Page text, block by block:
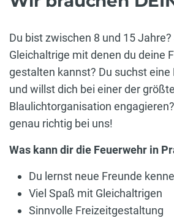
Du bist zwischen 8 und 15
Gleichaltrige mit denen du deine
gestalten kannst? Du suchst
und willst dich bei einer der
Blaulichtorganisation
genau richtig bei uns!
Was kann dir die Feuerwehr in
Du lernst neue Freunde
Viel Spaß mit Gleichaltrigen
Sinnvolle Freizeitgestaltung